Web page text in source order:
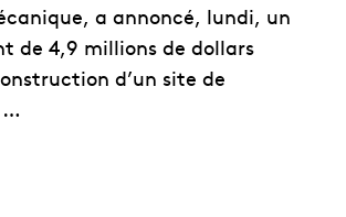
a annoncé, lundi, un
de 4,9 millions de dollars
d’un site de
…